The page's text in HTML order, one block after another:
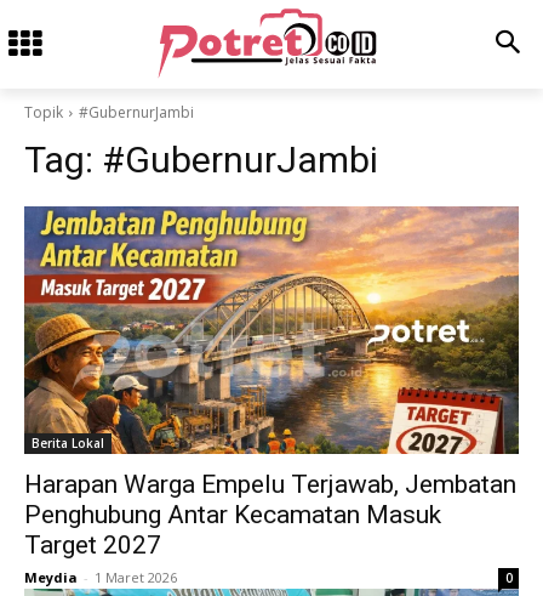
Topik #GubernurJambi
Tag: #GubernurJambi
Berita Lokal
Harapan Warga Empelu Terjawab, Jembatan
Penghubung Antar Kecamatan Masuk
Target 2027
Meydia - 1 Maret 2026 0